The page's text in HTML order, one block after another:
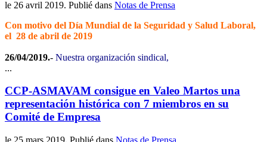
le 26 avril 2019. Publié dans Notas de Prensa
Con motivo del Día Mundial de la Seguridad y Salud Laboral,
el 28 de abril de 2019
26/04/2019.- Nuestra organización sindical,
...
CCP-ASMAVAM consigue en Valeo Martos una
representación histórica con 7 miembros en su
Comité de Empresa
le 25 mars 2019. Publié dans Notas de Prensa